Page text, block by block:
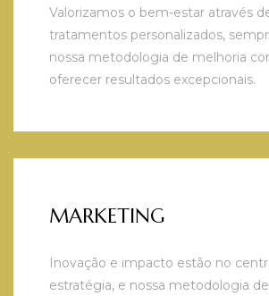
Valorizamos o bem-estar através
tratamentos personalizados,
nossa metodologia de melhoria
oferecer resultados excepcionais.
MARKETING
Inovação e impacto estão no
estratégia, e nossa metodologia de